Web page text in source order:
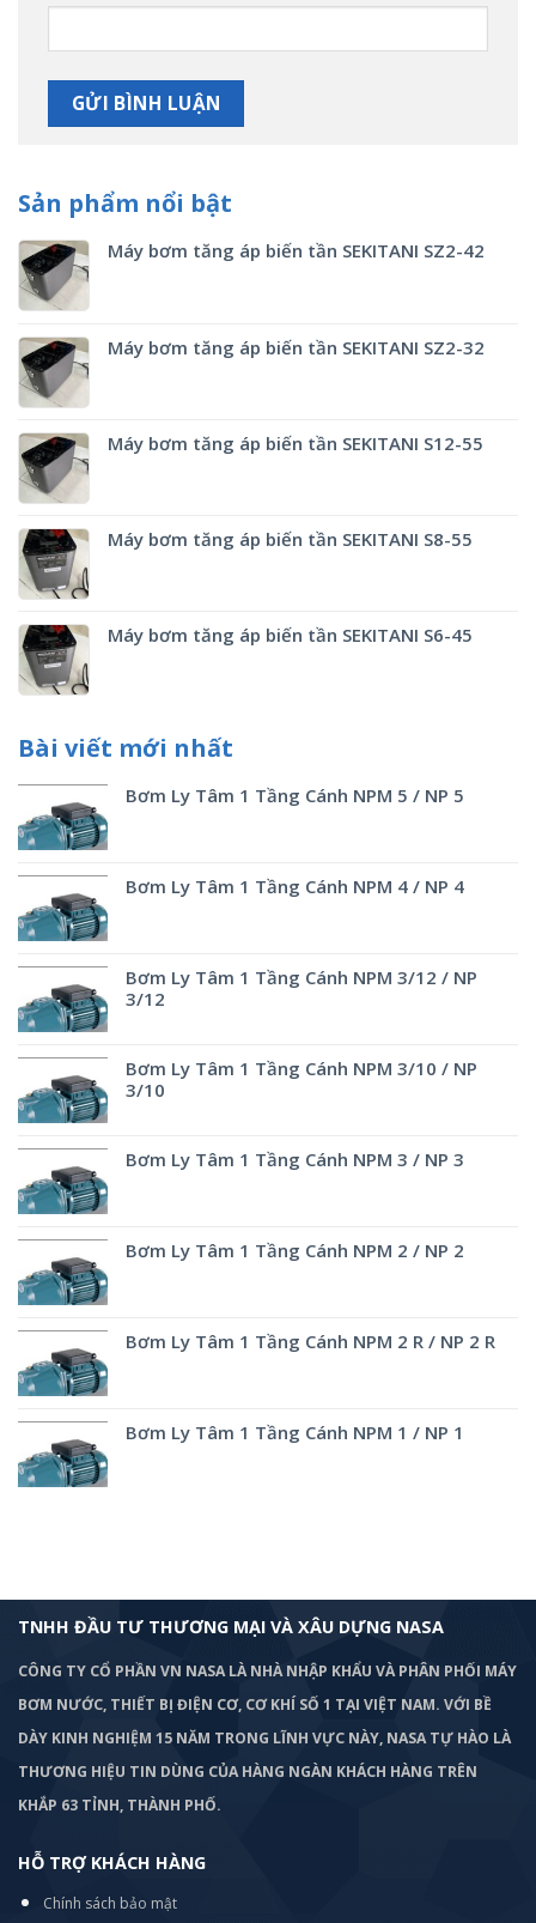
Sản phẩm nổi bật
Máy bơm tăng áp biến tần SEKITANI SZ2-42
Máy bơm tăng áp biến tần SEKITANI SZ2-32
Máy bơm tăng áp biến tần SEKITANI S12-55
Máy bơm tăng áp biến tần SEKITANI S8-55
Máy bơm tăng áp biến tần SEKITANI S6-45
Bài viết mới nhất
Bơm Ly Tâm 1 Tầng Cánh NPM 5 / NP 5
Bơm Ly Tâm 1 Tầng Cánh NPM 4 / NP 4
Bơm Ly Tâm 1 Tầng Cánh NPM 3/12 / NP
3/12
Bơm Ly Tâm 1 Tầng Cánh NPM 3/10 / NP
3/10
Bơm Ly Tâm 1 Tầng Cánh NPM 3 / NP 3
Bơm Ly Tâm 1 Tầng Cánh NPM 2 / NP 2
Bơm Ly Tâm 1 Tầng Cánh NPM 2 R / NP 2 R
Bơm Ly Tâm 1 Tầng Cánh NPM 1 / NP 1
TNHH ĐẦU TƯ THƯƠNG MẠI VÀ XÂU DỰNG NASA
CÔNG TY CỔ PHẦN VN NASA LÀ NHÀ NHẬP KHẨU VÀ PHÂN PHỐI MÁY
BƠM NƯỚC, THIẾT BỊ ĐIỆN CƠ, CƠ KHÍ SỐ 1 TẠI VIỆT NAM. VỚI BỀ
DÀY KINH NGHIỆM 15 NĂM TRONG LĨNH VỰC NÀY, NASA TỰ HÀO LÀ
THƯƠNG HIỆU TIN DÙNG CỦA HÀNG NGÀN KHÁCH HÀNG TRÊN
KHẮP 63 TỈNH, THÀNH PHỐ.
HỖ TRỢ KHÁCH HÀNG
Chính sách bảo mật